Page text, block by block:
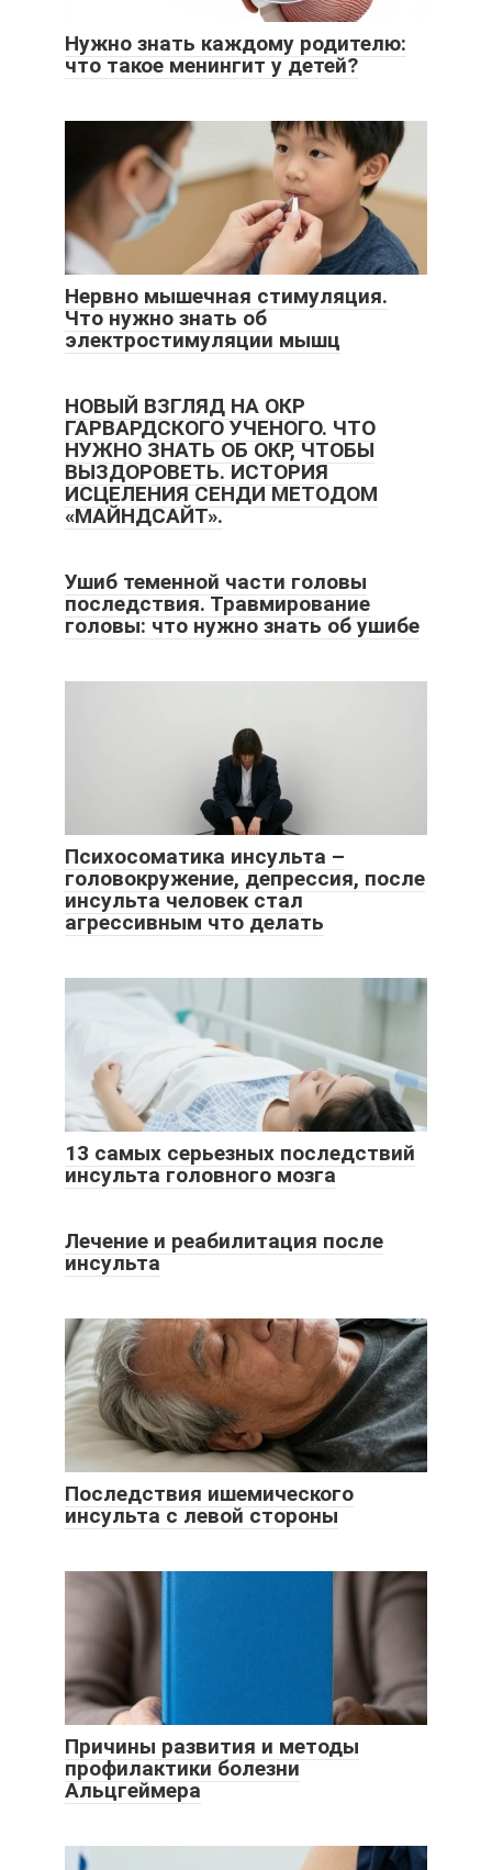
Нужно знать каждому родителю:
что такое менингит у детей?
Нервно мышечная стимуляция.
Что нужно знать об
электростимуляции мышц
НОВЫЙ ВЗГЛЯД НА ОКР
ГАРВАРДСКОГО УЧЕНОГО. ЧТО
НУЖНО ЗНАТЬ ОБ ОКР, ЧТОБЫ
ВЫЗДОРОВЕТЬ. ИСТОРИЯ
ИСЦЕЛЕНИЯ СЕНДИ МЕТОДОМ
«МАЙНДСАЙТ».
Ушиб теменной части головы
последствия. Травмирование
головы: что нужно знать об ушибе
Психосоматика инсульта –
головокружение, депрессия, после
инсульта человек стал
агрессивным что делать
13 самых серьезных последствий
инсульта головного мозга
Лечение и реабилитация после
инсульта
Последствия ишемического
инсульта с левой стороны
Причины развития и методы
профилактики болезни
Альцгеймера